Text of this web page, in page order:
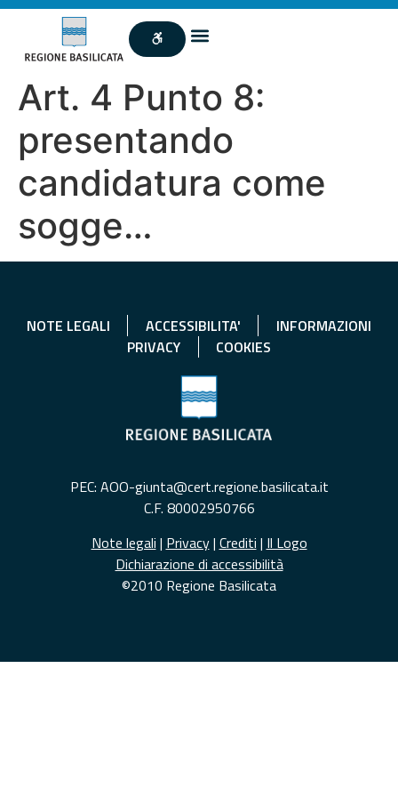
Art. 4 Punto 8:
presentando
candidatura come
sogge…
NOTE LEGALI ACCESSIBILITA'
INFORMAZIONI
PRIVACY
COOKIES
PEC: AOO-giunta@cert.regione.basilicata.it
C.F. 80002950766
Note legali | Privacy| Crediti | Il Logo
Dichiarazione di accessibilità
©2010 Regione Basilicata